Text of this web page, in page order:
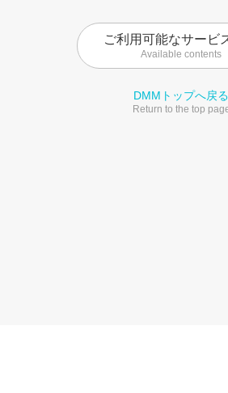
ご利用可能なサービ
Available contents
DMMトップへ戻る
Return to the top